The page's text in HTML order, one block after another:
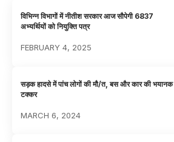
विभिन्न विभागों में नीतीश सरकार आज सौपेगी 6837
अभ्यर्थियों को नियुक्ति पत्र
FEBRUARY 4, 2025
सड़क हादसे में पांच लोगों की मौ/त, बस और कार की भयानक
टक्कर
MARCH 6, 2024